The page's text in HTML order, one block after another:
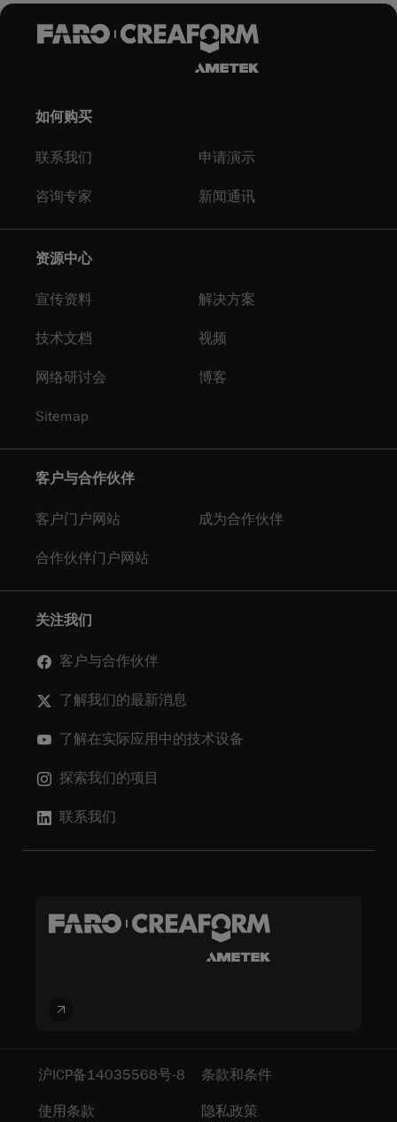
如何购买
联系我们 申请演示
咨询专家 新闻通讯
资源中心
宣传资料 解决方案
技术文档 视频
网络研讨会 博客
Sitemap
客户与合作伙伴
客户门户网站 成为合作伙伴
合作伙伴门户网站
关注我们
客户与合作伙伴
了解我们的最新消息
了解在实际应用中的技术设备
探索我们的项目
联系我们
沪ICP备14035568号-8 条款和条件
使用条款 隐私政策